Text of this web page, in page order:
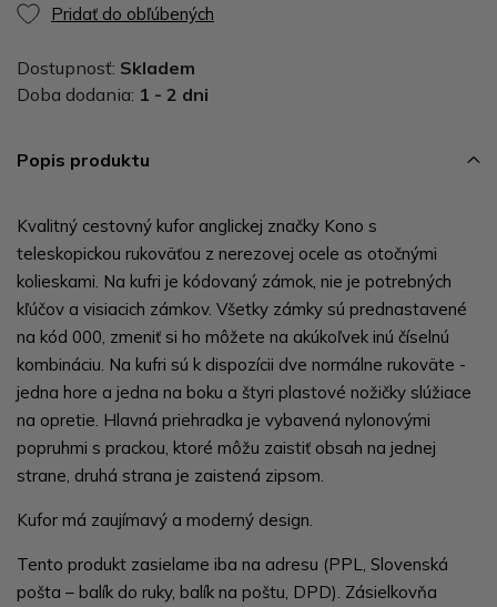
Pridať do obľúbených
Dostupnosť: Skladem
Doba dodania: 1 - 2 dni
Popis produktu
Kvalitný cestovný kufor anglickej značky Kono s
teleskopickou rukoväťou z nerezovej ocele as otočnými
kolieskami. Na kufri je kódovaný zámok, nie je potrebných
kľúčov a visiacich zámkov. Všetky zámky sú prednastavené
na kód 000, zmeniť si ho môžete na akúkoľvek inú číselnú
kombináciu. Na kufri sú k dispozícii dve normálne rukoväte -
jedna hore a jedna na boku a štyri plastové nožičky slúžiace
na opretie. Hlavná priehradka je vybavená nylonovými
popruhmi s prackou, ktoré môžu zaistiť obsah na jednej
strane, druhá strana je zaistená zipsom.
Kufor má zaujímavý a moderný design.
Tento produkt zasielame iba na adresu (PPL, Slovenská
pošta – balík do ruky, balík na poštu, DPD). Zásielkovňa